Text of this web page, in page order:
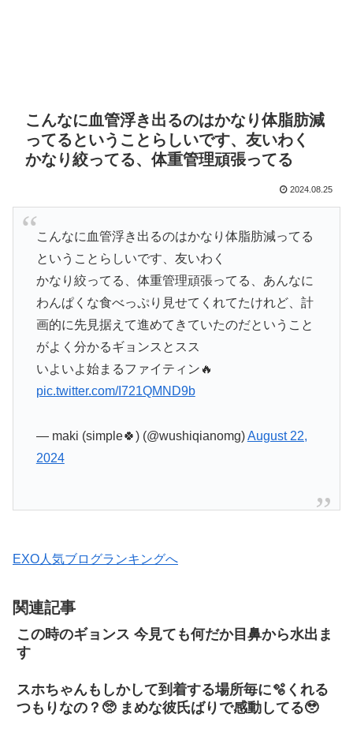
こんなに血管浮き出るのはかなり体脂肪減
ってるということらしいです、友いわく
かなり絞ってる、体重管理頑張ってる
2024.08.25
こんなに血管浮き出るのはかなり体脂肪減ってる
ということらしいです、友いわく
かなり絞ってる、体重管理頑張ってる、あんなに
わんぱくな食べっぷり見せてくれてたけれど、計
画的に先見据えて進めてきていたのだということ
がよく分かるギョンスとスス
いよいよ始まるファイティン🔥
pic.twitter.com/I721QMND9b
— maki (simple🍀) (@wushiqianomg)August 22,
2024
EXO人気ブログランキングへ
関連記事
この時のギョンス 今見ても何だか目鼻から水出ま
す
スホちゃんもしかして到着する場所毎に🫧くれる
つもりなの？🥺 まめな彼氏ばりで感動してる🥹